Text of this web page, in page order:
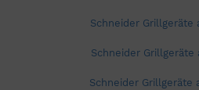
Schneider Grillgeräte
Schneider Grillgeräte
Schneider Grillgeräte